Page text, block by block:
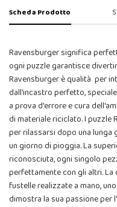
Scheda Prodotto
Ravensburger significa
ogni puzzle garantisce
Ravensburger è qualità per
dall'incastro perfetto,
a prova d'errore e cura
di materiale riciclato. I puzzle
per rilassarsi dopo una
un giorno di pioggia. La
riconosciuta, ogni singolo
perfettamente con gli altri.
fustelle realizzate a mano,
dimostra la sua passione per